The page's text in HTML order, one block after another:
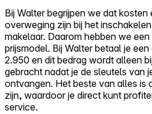
Bij Walter begrijpen we dat kosten
overweging zijn bij het
makelaar. Daarom hebben we
prijsmodel. Bij Walter betaal je
2.950 en dit bedrag wordt alleen
gebracht nadat je de sleutels van
ontvangen. Het beste van alles is
zijn, waardoor je direct kunt
service.